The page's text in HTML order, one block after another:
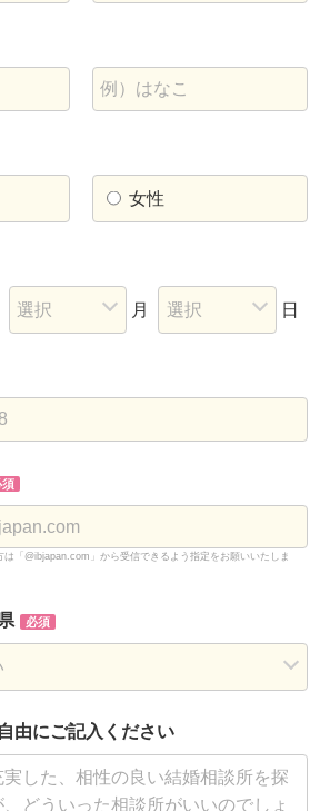
女性
月 日
須
「@ibjapan.com」から受信できるよう指定をお願いいたしま
必須
由にご記入ください